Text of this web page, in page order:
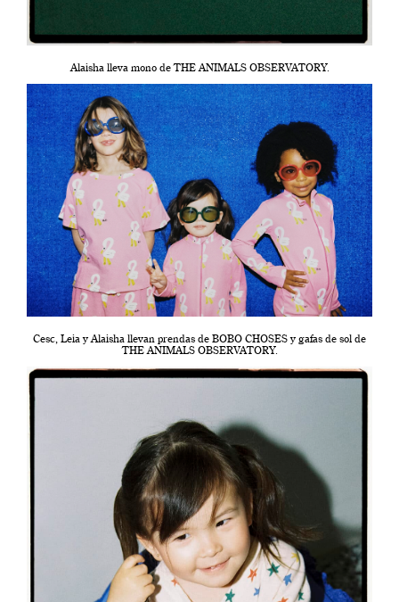
Alaisha lleva mono de THE ANIMALS OBSERVATORY.
Cesc, Leia y Alaisha llevan prendas de BOBO CHOSES y gafas de sol de
THE ANIMALS OBSERVATORY.